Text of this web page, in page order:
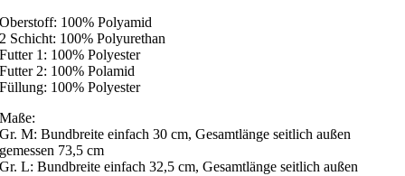
Oberstoff: 100% Polyamid
2 Schicht: 100% Polyurethan
Futter 1: 100% Polyester
Futter 2: 100% Polamid
Füllung: 100% Polyester
Maße:
Gr. M: Bundbreite einfach 30 cm, Gesamtlänge seitlich außen
gemessen 73,5 cm
Gr. L: Bundbreite einfach 32,5 cm, Gesamtlänge seitlich außen